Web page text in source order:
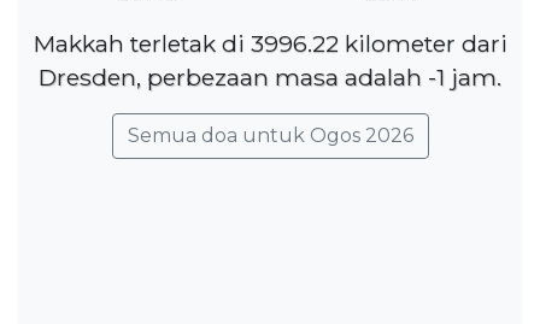
Makkah terletak di 3996.22 kilometer dari
Dresden, perbezaan masa adalah -1 jam.
Semua doa untuk Ogos 2026